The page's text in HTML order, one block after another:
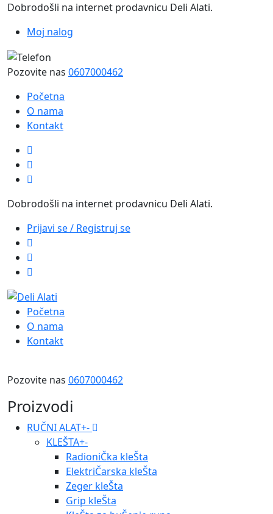
Dobrodošli na internet prodavnicu Deli Alati.
Moj nalog
Pozovite nas 0607000462
Početna
O nama
Kontakt
Dobrodošli na internet prodavnicu Deli Alati.
Prijavi se / Registruj se
Početna
O nama
Kontakt
Pozovite nas 0607000462
Proizvodi
RUČNI ALAT+-
KLEŠTA+-
RadioniČka kleŠta
ElektriČarska kleŠta
Zeger kleŠta
Grip kleŠta